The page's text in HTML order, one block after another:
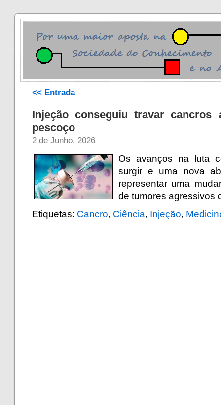
<< Entrada
Injeção conseguiu travar cancros
pescoço
2 de Junho, 2026
Os avanços na luta
surgir e uma nova
representar uma
de tumores agressivos
Etiquetas: Cancro, Ciência, Injeção,